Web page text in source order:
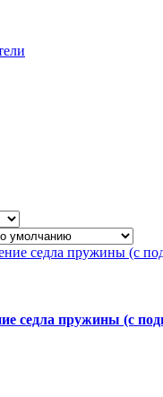
седла пружины (с